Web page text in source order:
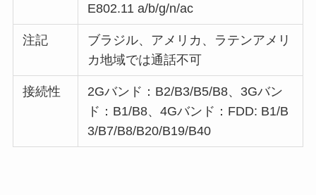
E802.11 a/b/g/n/ac
注記
ブラジル、アメリカ、ラテンアメリ
カ地域では通話不可
接続性
2Gバンド：B2/B3/B5/B8、3Gバン
ド：B1/B8、4Gバンド：FDD: B1/B
3/B7/B8/B20/B19/B40